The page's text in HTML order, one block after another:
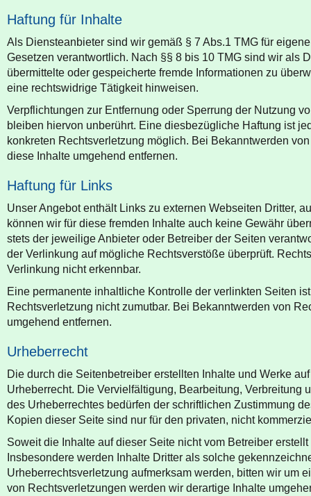
Haftung für Inhalte
Als Diensteanbieter sind wir gemäß § 7 Abs.1 TMG für
Gesetzen verantwortlich. Nach §§ 8 bis 10 TMG sind wir als
übermittelte oder gespeicherte fremde Informationen zu
eine rechtswidrige Tätigkeit hinweisen.
Verpflichtungen zur Entfernung oder Sperrung der Nutzung
bleiben hiervon unberührt. Eine diesbezügliche Haftung ist
konkreten Rechtsverletzung möglich. Bei Bekanntwerden
diese Inhalte umgehend entfernen.
Haftung für Links
Unser Angebot enthält Links zu externen Webseiten Dritter,
können wir für diese fremden Inhalte auch keine Gewähr
stets der jeweilige Anbieter oder Betreiber der Seiten
der Verlinkung auf mögliche Rechtsverstöße überprüft.
Verlinkung nicht erkennbar.
Eine permanente inhaltliche Kontrolle der verlinkten Seiten
Rechtsverletzung nicht zumutbar. Bei Bekanntwerden von
umgehend entfernen.
Urheberrecht
Die durch die Seitenbetreiber erstellten Inhalte und Werke
Urheberrecht. Die Vervielfältigung, Bearbeitung, Verbreitung
des Urheberrechtes bedürfen der schriftlichen Zustimmung
Kopien dieser Seite sind nur für den privaten, nicht
Soweit die Inhalte auf dieser Seite nicht vom Betreiber
Insbesondere werden Inhalte Dritter als solche
Urheberrechtsverletzung aufmerksam werden, bitten wir um
von Rechtsverletzungen werden wir derartige Inhalte